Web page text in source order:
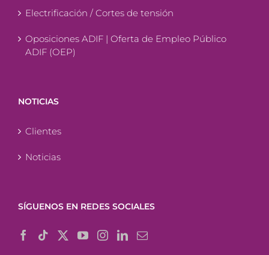
Electrificación / Cortes de tensión
Oposiciones ADIF | Oferta de Empleo Público
ADIF (OEP)
NOTICIAS
Clientes
Noticias
SÍGUENOS EN REDES SOCIALES